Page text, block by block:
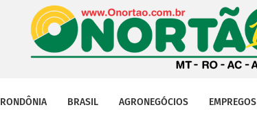
RONDÔNIA BRASIL AGRONEGÓCIOS EMPREGOS